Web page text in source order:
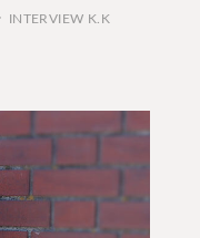
INTERVIEW K.K